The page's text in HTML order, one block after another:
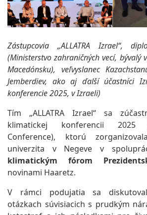
Zástupcovia „ALLATRA Izrael“,
(Ministerstvo zahraničných vecí, bývalý
Macedónsku), veľvyslanec
Jemberdiev, ako aj ďalší účastníci
konferencie 2025, v Izraeli)
Tím „ALLATRA Izrael“ sa
klimatickej konferencii 2025
Conference), ktorú
univerzita v Negeve v
klimatickým fórom
novinami Haaretz.
V rámci podujatia sa
otázkach súvisiacich s prudkým